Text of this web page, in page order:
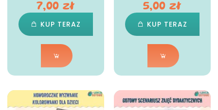
7,00zł
KUP TERAZ
5,00zł
KUP TERAZ